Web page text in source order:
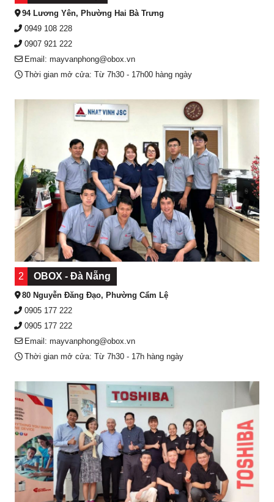
94 Lương Yên, Phường Hai Bà Trưng
0949 108 228
0907 921 222
Email: mayvanphong@obox.vn
Thời gian mở cửa: Từ 7h30 - 17h00 hàng ngày
2 OBOX - Đà Nẵng
80 Nguyễn Đăng Đạo, Phường Cẩm Lệ
0905 177 222
0905 177 222
Email: mayvanphong@obox.vn
Thời gian mở cửa: Từ 7h30 - 17h hàng ngày